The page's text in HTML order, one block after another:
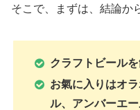
そこで、まずは、結論か
クラフトビール
お氣に入りはオ
ル、アンバーエ